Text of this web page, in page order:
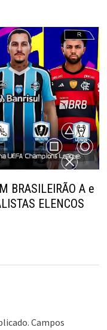
BRASILEIRÃO A e
ELENCOS
Campos